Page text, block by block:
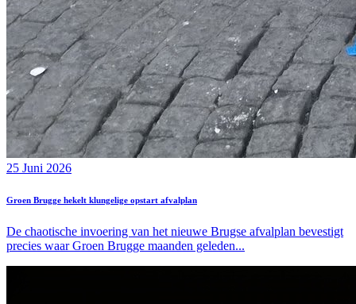
25 Juni 2026
Groen Brugge hekelt klungelige opstart afvalplan
De chaotische invoering van het nieuwe Brugse afvalplan bevestigt
precies waar Groen Brugge maanden geleden...